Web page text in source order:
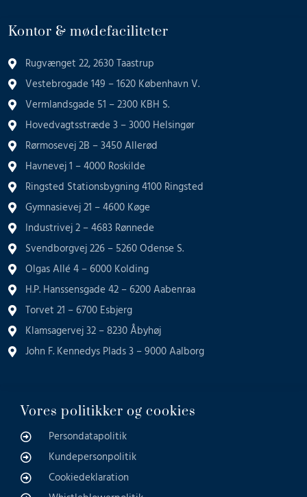
Kontor & mødefaciliteter
Rugvænget 22, 2630 Taastrup
Vestebrogade 149 – 1620 København V.
Vermlandsgade 51 – 2300 KBH S.
Hovedvagtsstræde 3 – 3000 Helsingør
Rørmosevej 2B – 3450 Allerød
Havnevej 1 – 4000 Roskilde
Ringsted Stationsbygning 4100 Ringsted
Gymnasievej 21 – 4600 Køge
Industrivej 2 – 4683 Rønnede
Svendborgvej 226 – 5260 Odense S.
Olgas Allé 4 – 6000 Kolding
H.P. Hanssensgade 42 – 6200 Aabenraa
Torvet 21 – 6700 Esbjerg
Klamsagervej 32 – 8230 Åbyhøj
John F. Kennedys Plads 3 – 9000 Aalborg
Vores politikker og cookies
Persondatapolitik
Kundepersonpolitik
Cookiedeklaration